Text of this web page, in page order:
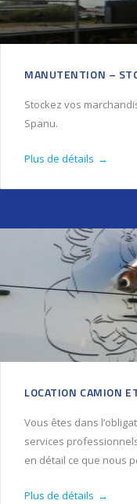
MANUTENTION –
Stockez vos
Spanu.
Plus de détails →
LOCATION CAMION
Vous êtes dans
services
en détail ce que nous
Plus de détails →